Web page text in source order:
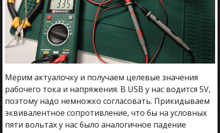
Мерим актуалочку и получаем целевые значения
рабочего тока и напряжения. В USB у нас водится 5V,
поэтому надо немножко согласовать. Прикидываем
эквивалентное сопротивление, что бы на условных
пяти вольтах у нас было аналогичное падение